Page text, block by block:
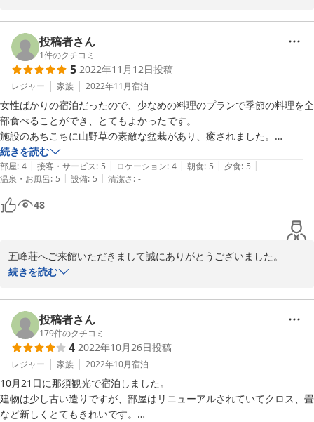
いただきましてありがとうございました。
またのお帰りを心よりお待ち申し上げております。
2023-02-17
投稿者さん
1件のクチコミ
5 2022年11月12日投稿
レジャー 家族 2022年11月宿泊
女性ばかりの宿泊だったので、少なめの料理のプランで季節の料理を全
部食べることができ、とてもよかったです。
施設のあちこちに山野草の素敵な盆栽があり、癒されました。
露天風呂も2つあり、ゆったりと楽しむことができました。
いつもは11月の始めには終わる紅葉が今年は10日ころなのにとてもき
れいで、庭の散策も楽しめました。
続きを読む
部屋: 4 | 接客・サービス: 5 | ロケーション: 4 | 朝食: 5 | 夕食: 5 |
温泉・お風呂: 5 | 設備: 5 | 清潔さ: -
48
五峰荘へご来館いただきまして誠にありがとうございました。
山野草の寄せ植えは当館会長の手づくりでございますが、嬉しいお
名残の紅葉も美しく、四季折々に美しい甲子高原へまた是非お出掛
けくださいませ。
ご投稿ありがとうございました。
2023-02-17
続きを読む
投稿者さん
179件のクチコミ
4 2022年10月26日投稿
レジャー 家族 2022年10月宿泊
10月21日に那須観光で宿泊しました。
建物は少し古い造りですが、部屋はリニューアルされていてクロス、畳
など新しくとてもきれいです。